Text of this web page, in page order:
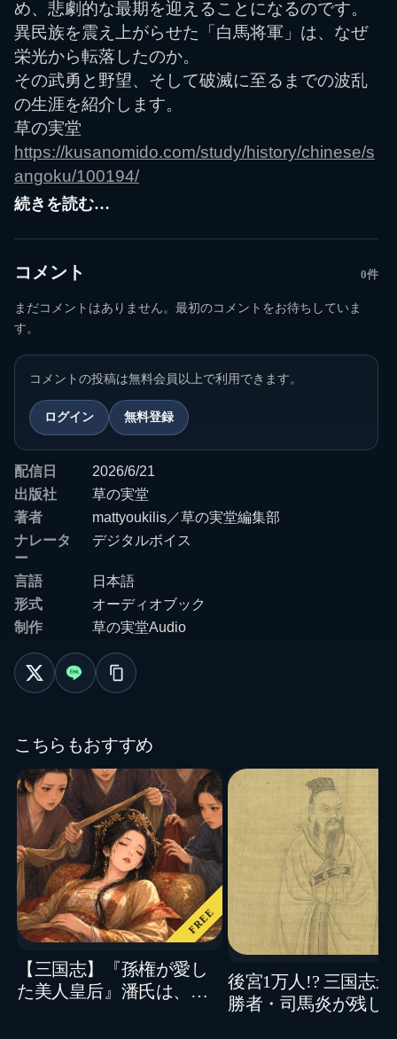
め、悲劇的な最期を迎えることになるのです。
異民族を震え上がらせた「白馬将軍」は、なぜ
栄光から転落したのか。
その武勇と野望、そして破滅に至るまでの波乱
の生涯を紹介します。
草の実堂
https://kusanomido.com/study/history/chinese/s
angoku/100194/
続きを読む…
コメント 0件
まだコメントはありません。最初のコメントをお待ちしていま
す。
コメントの投稿は無料会員以上で利用できます。
ログイン 無料登録
配信日
2026/6/21
出版社
草の実堂
著者
mattyoukilis／草の実堂編集部
ナレータ
ー
デジタルボイス
言語
日本語
形式
オーディオブック
制作
草の実堂Audio
こちらもおすすめ
FREE
【三国志】『孫権が愛し
た美人皇后』潘氏は、な
後宮1万人!? 三国志
勝者・司馬炎が残し